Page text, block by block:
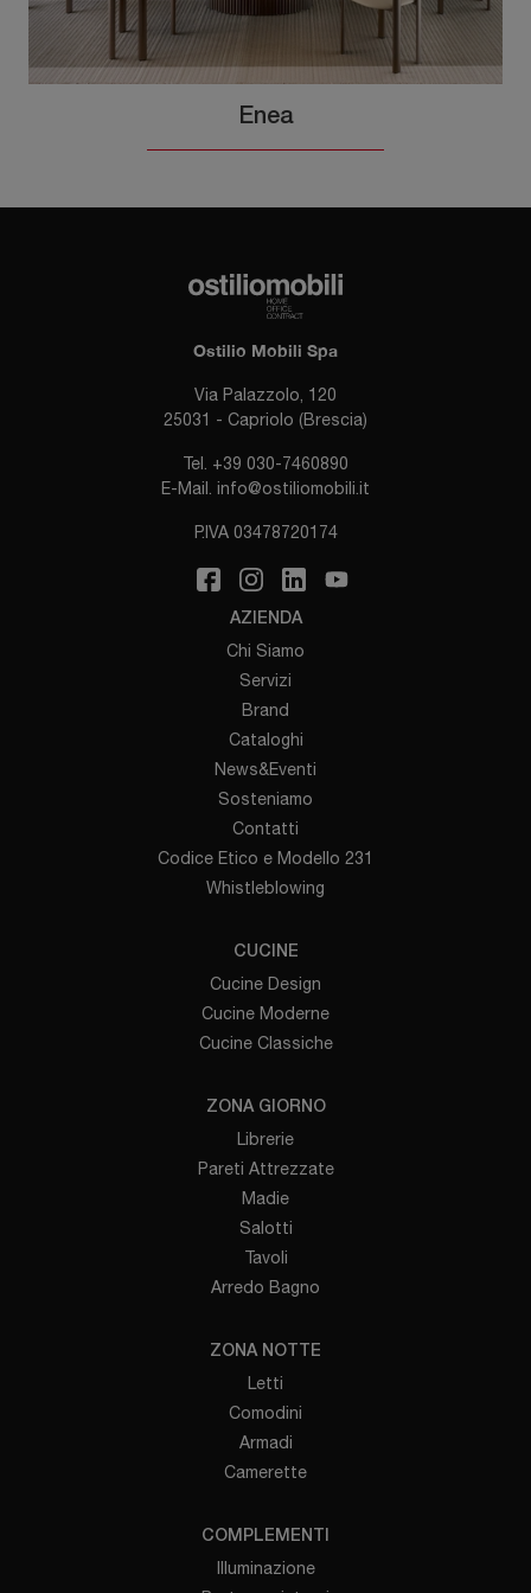
Enea
Ostilio Mobili Spa
Via Palazzolo, 120
25031 - Capriolo (Brescia)
Tel. +39 030-7460890
E-Mail. info@ostiliomobili.it
P.IVA 03478720174
AZIENDA
Chi Siamo
Servizi
Brand
Cataloghi
News&Eventi
Sosteniamo
Contatti
Codice Etico e Modello 231
Whistleblowing
CUCINE
Cucine Design
Cucine Moderne
Cucine Classiche
ZONA GIORNO
Librerie
Pareti Attrezzate
Madie
Salotti
Tavoli
Arredo Bagno
ZONA NOTTE
Letti
Comodini
Armadi
Camerette
COMPLEMENTI
Illuminazione